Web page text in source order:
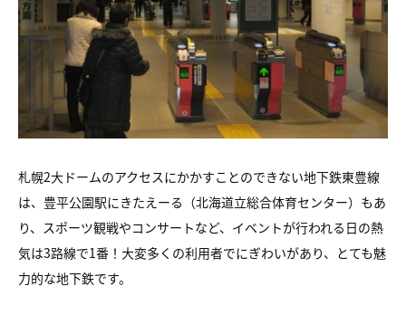
札幌2大ドームのアクセスにかかすことのできない地下鉄東豊線
は、豊平公園駅にきたえーる（北海道立総合体育センター）もあ
り、スポーツ観戦やコンサートなど、イベントが行われる日の熱
気は3路線で1番！大変多くの利用者でにぎわいがあり、とても魅
力的な地下鉄です。